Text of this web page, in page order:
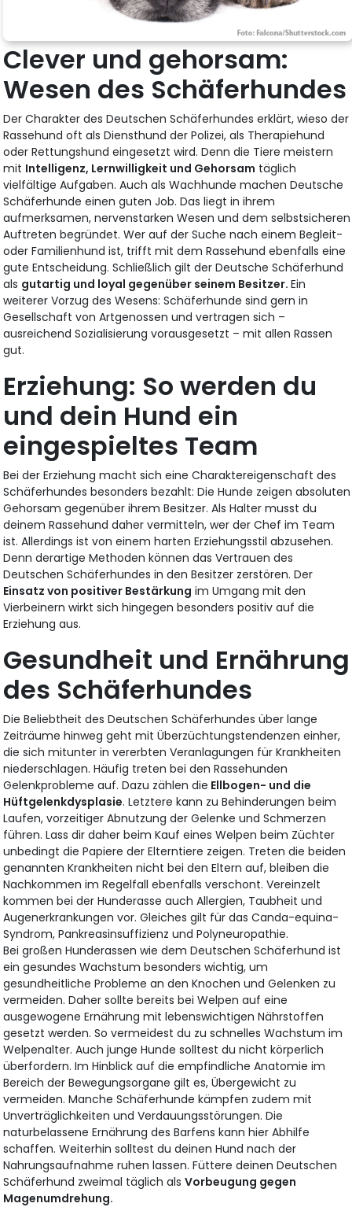
Clever und gehorsam:
Wesen des Schäferhundes
Der Charakter des Deutschen Schäferhundes erklärt, wieso der
Rassehund oft als Diensthund der Polizei, als Therapiehund
oder Rettungshund eingesetzt wird. Denn die Tiere meistern
mit Intelligenz, Lernwilligkeit und Gehorsam täglich
vielfältige Aufgaben. Auch als Wachhunde machen Deutsche
Schäferhunde einen guten Job. Das liegt in ihrem
aufmerksamen, nervenstarken Wesen und dem selbstsicheren
Auftreten begründet. Wer auf der Suche nach einem Begleit-
oder Familienhund ist, trifft mit dem Rassehund ebenfalls eine
gute Entscheidung. Schließlich gilt der Deutsche Schäferhund
als gutartig und loyal gegenüber seinem Besitzer.Ein
weiterer Vorzug des Wesens: Schäferhunde sind gern in
Gesellschaft von Artgenossen und vertragen sich –
ausreichend Sozialisierung vorausgesetzt – mit allen Rassen
gut.
Erziehung: So werden du
und dein Hund ein
eingespieltes Team
Bei der Erziehung macht sich eine Charaktereigenschaft des
Schäferhundes besonders bezahlt: Die Hunde zeigen absoluten
Gehorsam gegenüber ihrem Besitzer. Als Halter musst du
deinem Rassehund daher vermitteln, wer der Chef im Team
ist. Allerdings ist von einem harten Erziehungsstil abzusehen.
Denn derartige Methoden können das Vertrauen des
Deutschen Schäferhundes in den Besitzer zerstören. Der
Einsatz von positiver Bestärkung im Umgang mit den
Vierbeinern wirkt sich hingegen besonders positiv auf die
Erziehung aus.
Gesundheit und Ernährung
des Schäferhundes
Die Beliebtheit des Deutschen Schäferhundes über lange
Zeiträume hinweg geht mit Überzüchtungstendenzen einher,
die sich mitunter in vererbten Veranlagungen für Krankheiten
niederschlagen. Häufig treten bei den Rassehunden
Gelenkprobleme auf. Dazu zählen die Ellbogen- und die
Hüftgelenkdysplasie. Letztere kann zu Behinderungen beim
Laufen, vorzeitiger Abnutzung der Gelenke und Schmerzen
führen. Lass dir daher beim Kauf eines Welpen beim Züchter
unbedingt die Papiere der Elterntiere zeigen. Treten die beiden
genannten Krankheiten nicht bei den Eltern auf, bleiben die
Nachkommen im Regelfall ebenfalls verschont. Vereinzelt
kommen bei der Hunderasse auch Allergien, Taubheit und
Augenerkrankungen vor. Gleiches gilt für das Canda-equina-
Syndrom, Pankreasinsuffizienz und Polyneuropathie.
Bei großen Hunderassen wie dem Deutschen Schäferhund ist
ein gesundes Wachstum besonders wichtig, um
gesundheitliche Probleme an den Knochen und Gelenken zu
vermeiden. Daher sollte bereits bei Welpen auf eine
ausgewogene Ernährung mit lebenswichtigen Nährstoffen
gesetzt werden. So vermeidest du zu schnelles Wachstum im
Welpenalter. Auch junge Hunde solltest du nicht körperlich
überfordern. Im Hinblick auf die empfindliche Anatomie im
Bereich der Bewegungsorgane gilt es, Übergewicht zu
vermeiden. Manche Schäferhunde kämpfen zudem mit
Unverträglichkeiten und Verdauungsstörungen. Die
naturbelassene Ernährung des Barfens kann hier Abhilfe
schaffen. Weiterhin solltest du deinen Hund nach der
Nahrungsaufnahme ruhen lassen. Füttere deinen Deutschen
Schäferhund zweimal täglich alsVorbeugung gegen
Magenumdrehung.